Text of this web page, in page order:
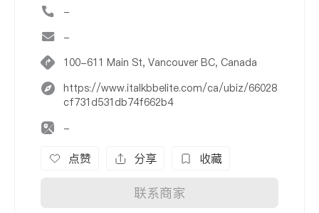
-
-
100-611 Main St, Vancouver BC, Canada
https://www.italkbbelite.com/ca/ubiz/66028
cf731d531db74f662b4
-
点赞 分享 收藏
联系商家